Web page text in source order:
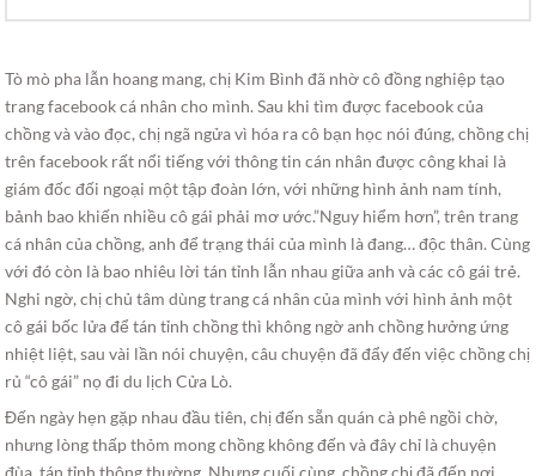
Tò mò pha lẫn hoang mang, chị Kim Bình đã nhờ cô đồng nghiệp tạo
trang facebook cá nhân cho mình. Sau khi tìm được facebook của
chồng và vào đọc, chị ngã ngửa vì hóa ra cô bạn học nói đúng, chồng chị
trên facebook rất nổi tiếng với thông tin cán nhân được công khai là
giám đốc đối ngoại một tập đoàn lớn, với những hình ảnh nam tính,
bảnh bao khiến nhiều cô gái phải mơ ước.”Nguy hiểm hơn”, trên trang
cá nhân của chồng, anh để trạng thái của mình là đang… độc thân. Cùng
với đó còn là bao nhiêu lời tán tỉnh lẫn nhau giữa anh và các cô gái trẻ.
Nghi ngờ, chị chủ tâm dùng trang cá nhân của mình với hình ảnh một
cô gái bốc lửa để tán tỉnh chồng thì không ngờ anh chồng hưởng ứng
nhiệt liệt, sau vài lần nói chuyện, câu chuyện đã đẩy đến việc chồng chị
rủ “cô gái” nọ đi du lịch Cửa Lò.
Đến ngày hẹn gặp nhau đầu tiên, chị đến sẵn quán cà phê ngồi chờ,
nhưng lòng thấp thỏm mong chồng không đến và đây chỉ là chuyện
đùa, tán tỉnh thông thường. Nhưng cuối cùng, chồng chị đã đến nơi